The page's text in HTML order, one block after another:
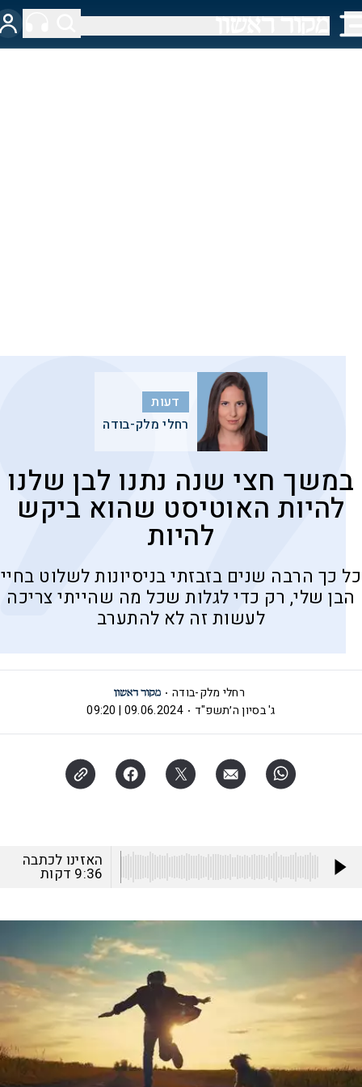
דעות
רחלי מלק-בודה
במשך חצי שנה נתנו לבן שלנו
להיות האוטיסט שהוא ביקש
להיות
כל כך הרבה שנים בזבזתי בניסיונות לשלוט בחיי
הבן שלי, רק כדי לגלות שכל מה שהייתי צריכה
לעשות זה לא להתערב
רחלי מלק-בודה
ג' בסיון ה׳תשפ"ד
09.06.2024 | 09:20
האזינו לכתבה
9:36 דקות